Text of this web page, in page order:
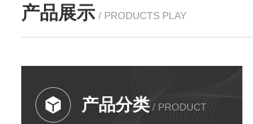
产品展示 / PRODUCTS PLAY
产品分类 / PRODUCT